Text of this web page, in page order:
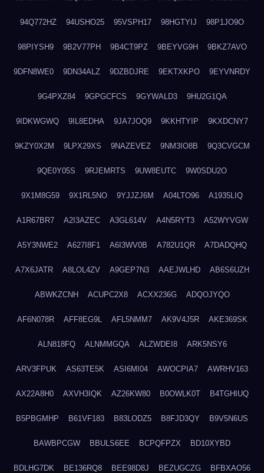
94Q772HZ 94USHO25 95VSPH17 98HGTYIJ 98P1JO9O
98PIYSH9 9B2V77PH 9B4CT9PZ 9BEYVG9H 9BKZ7AVO
9DFN8WE0 9DN34ALZ 9DZBDJRE 9EKTXKPO 9EYVNRDY
9G4PXZ84 9GPGCFCS 9GYWALD3 9HU2G1QA
9IDKWGWQ 9IL8EDHA 9JA7JOQ9 9KKHTYIP 9KXDCNY7
9KZY0X2M 9LPX29XS 9NAZEVEZ 9NM3IO8B 9Q3CVGCM
9QE0Y05S 9RJEMRTS 9UW8EUTC 9W0SDU2O
9X1M8G59 9X1RL5NO 9YJJZJ6M A04LTO96 A1935LIQ
A1R67BR7 A2I3AZEC A3GL614V A4N5RYT3 A52WYVGW
A5Y3NWE2 A627I8F1 A6I3WV0B A782U1QR A7DADQHQ
A7X6JATR A8LOL4ZV A9GEP7N3 AAEJWLHD AB6S6UZH
ABWKZCNH ACUPC2X8 ACXX236G ADQOJYQO
AF6N078R AFF8EG9L AFL5NMM7 AK9V4J5R AKE369SK
ALN818FQ ALNMMGQA ALZWDEI8 ARK5NSY6
ARV3FPUK AS63TE5K ASI6MI04 AWOCPIA7 AWRHV163
AX22A8H0 AXVH3IQK AZ26KW80 B0OWLK0T B4TGHIUQ
B5PBGMHP B61VF183 B83LODZ5 B8FJD3QY B9V5N6US
BAWBPCGW BBULS6EE BCPQFPZX BD10XYBD
BDLHG7DK BE136RQ8 BEE98D8J BEZUGCZG BFBXAO56